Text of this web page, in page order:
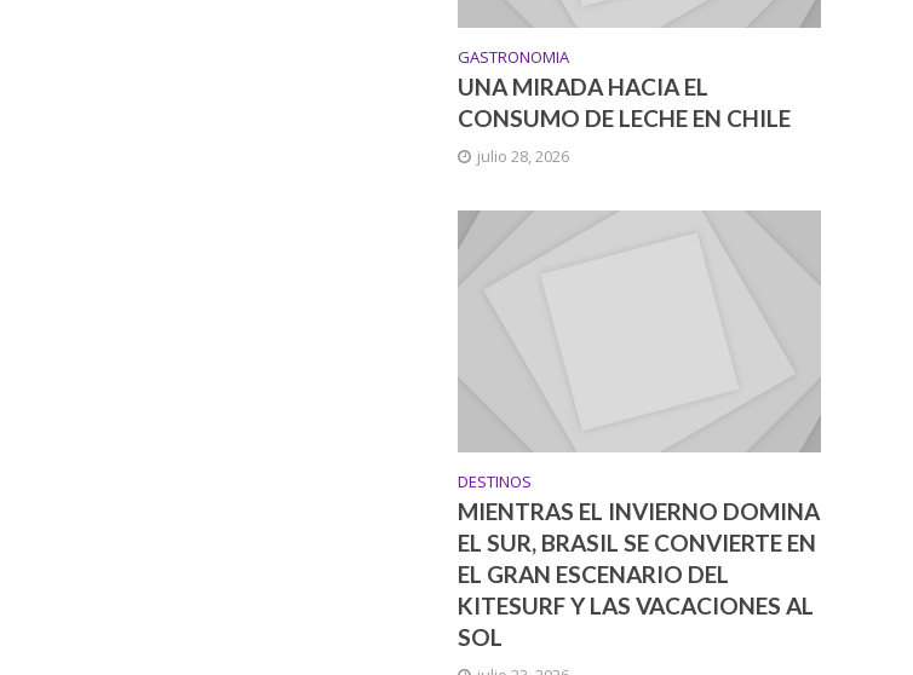
GASTRONOMIA
UNA MIRADA HACIA EL
CONSUMO DE LECHE EN CHILE
julio 28, 2026
DESTINOS
MIENTRAS EL INVIERNO DOMINA
EL SUR, BRASIL SE CONVIERTE EN
EL GRAN ESCENARIO DEL
KITESURF Y LAS VACACIONES AL
SOL